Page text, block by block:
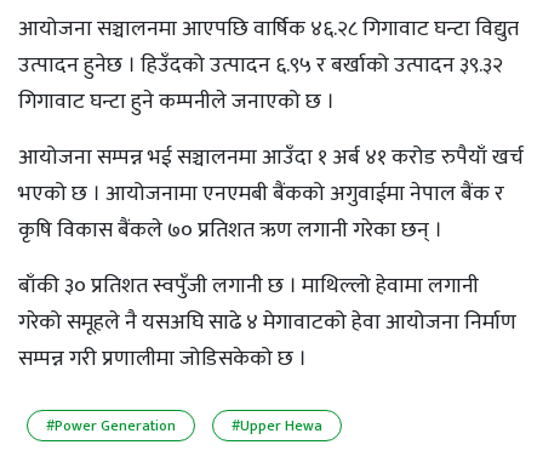
आयोजना सञ्चालनमा आएपछि वार्षिक ४६.२८ गिगावाट घन्टा विद्युत
उत्पादन हुनेछ । हिउँदको उत्पादन ६.९५ र बर्खाको उत्पादन ३९.३२
गिगावाट घन्टा हुने कम्पनीले जनाएको छ ।
आयोजना सम्पन्न भई सञ्चालनमा आउँदा १ अर्ब ४१ करोड रुपैयाँ खर्च
भएको छ । आयोजनामा एनएमबी बैंकको अगुवाईमा नेपाल बैंक र
कृषि विकास बैंकले ७० प्रतिशत ऋण लगानी गरेका छन् ।
बाँकी ३० प्रतिशत स्वपुँजी लगानी छ । माथिल्लो हेवामा लगानी
गरेको समूहले नै यसअघि साढे ४ मेगावाटको हेवा आयोजना निर्माण
सम्पन्न गरी प्रणालीमा जोडिसकेको छ ।
#Power Generation #Upper Hewa